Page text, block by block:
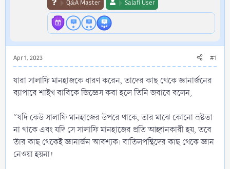
Q&A Master
Salafi User
Apr 1, 2023 #1
যারা সালাফি মানহাজকে ধারণ করেন, তাদের কাছ থেকে জ্ঞানার্জনের
ব্যাপারে শাইখ রাবিকে জিজ্ঞেস করা হলে তিনি জবাবে বলেন,
“যদি কেউ সালাফি মানহাজের উপরে থাকে, তার মাঝে কোনো ভ্রষ্টতা
না থাকে এবং যদি সে সালাফি মানহাজের প্রতি আহ্বানকারী হয়, তবে
তাঁর কাছ থেকেই জ্ঞানার্জন আবশ্যক। বাতিলপন্থিদের কাছ থেকে জ্ঞান
নেওয়া হয়না!